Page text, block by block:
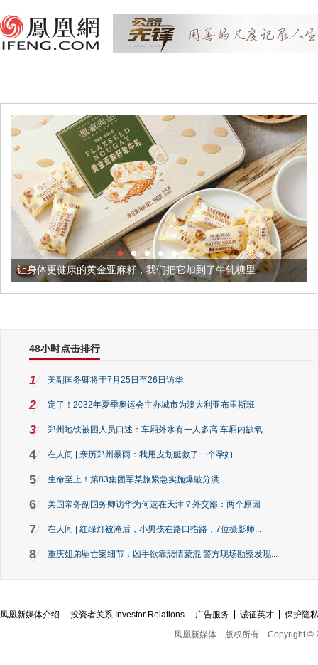
康的黄金亚麻籽，我们把它加到了牛轧糖里 被列入佛家七
48小时点击排行
1 美副国务卿将于7月25日至26日访华
2 定了！2032年夏季奥运会主办城市为澳大利亚布里斯班
3 郑州地铁被困人员口述：车厢外水有一人多高 车厢内缺氧
4 在人间 | 亲历郑州暴雨：我用皮划艇救了一个孕妇
5 生命至上！第83集团军某旅紧急实施爆破分洪
6 美国常务副国务卿访华为何选在天津？外交部：两个原因
7 在人间 | 红绿灯被淹后，小男孩在路口指路，7位摄影师...
8 重庆姐弟坠亡案细节：凶手欲靠悲情蒙混 警方现场勘察发现...
凤凰新媒体介绍 投资者关系 Investor Relations 广告服务 诚征英才
保护隐
凤凰新媒体
版权所有 Copyright ©